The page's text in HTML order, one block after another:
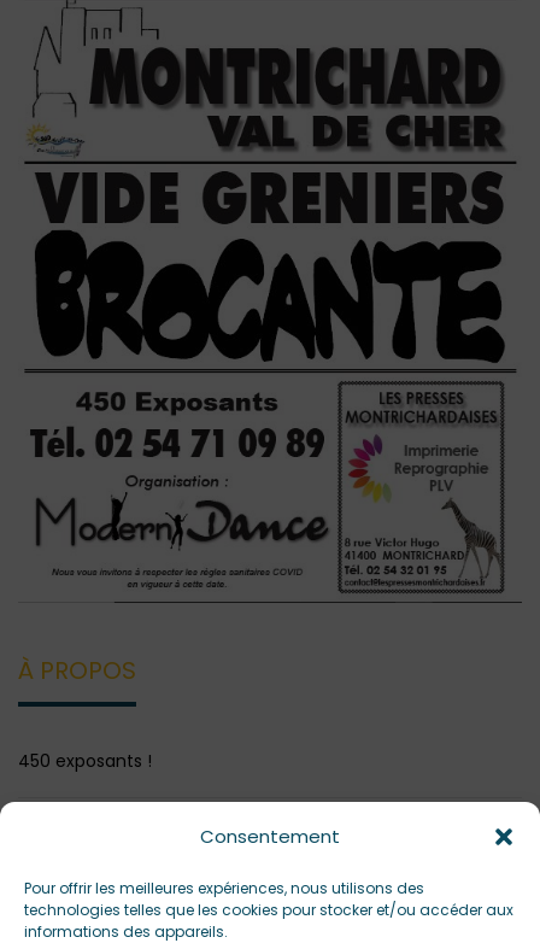
Consentement
Pour offrir les meilleures expériences, nous utilisons des
technologies telles que les cookies pour stocker et/ou accéder aux
informations des appareils.
À PROPOS
450 exposants !
Alimentation